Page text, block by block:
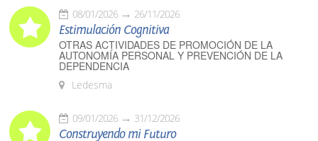
08/01/2026 26/11/2026
Estimulación Cognitiva
OTRAS ACTIVIDADES DE PROMOCIÓN DE LA
AUTONOMÍA PERSONAL Y PREVENCIÓN DE LA
DEPENDENCIA
Ledesma
09/01/2026 31/12/2026
Construyendo mi Futuro